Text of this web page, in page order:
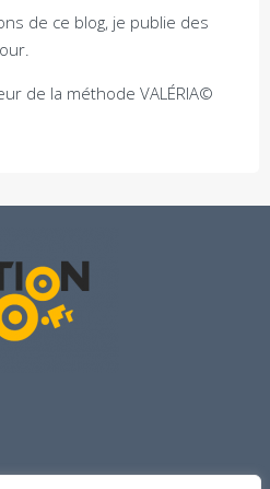
de ce blog, je publie des
de la méthode VALÉRIA©